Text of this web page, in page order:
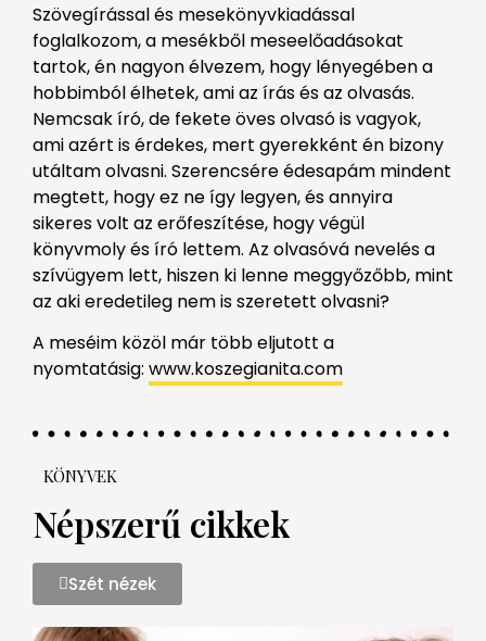
Szövegírással és mesekönyvkiadással
foglalkozom, a mesékből meseelőadásokat
tartok, én nagyon élvezem, hogy lényegében a
hobbimból élhetek, ami az írás és az olvasás.
Nemcsak író, de fekete öves olvasó is vagyok,
ami azért is érdekes, mert gyerekként én bizony
utáltam olvasni. Szerencsére édesapám mindent
megtett, hogy ez ne így legyen, és annyira
sikeres volt az erőfeszítése, hogy végül
könyvmoly és író lettem. Az olvasóvá nevelés a
szívügyem lett, hiszen ki lenne meggyőzőbb, mint
az aki eredetileg nem is szeretett olvasni?
A meséim közöl már több eljutott a
nyomtatásig: www.koszegianita.com
KÖNYVEK
Népszerű cikkek
Szét nézek